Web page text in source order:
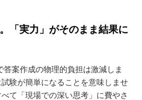
「実力」がそのまま結果に
答案作成の物理的負担は激減しま
験が簡単になることを意味しませ
て「現場での深い思考」に費やさ